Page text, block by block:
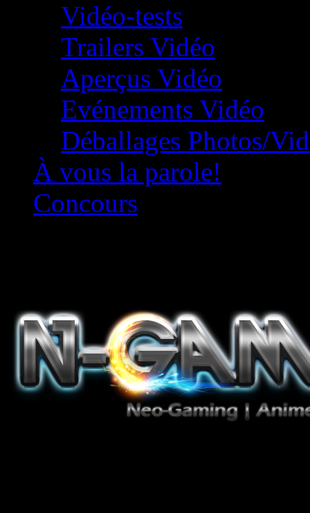
Vidéo-tests
Trailers Vidéo
Aperçus Vidéo
Evénements Vidéo
Déballages Photos/
À vous la parole!
Concours